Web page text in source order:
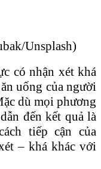
Unsplash)
có nhận xét khá
uống của người
dù mọi phương
đến kết quả là
tiếp cận của
– khá khác với